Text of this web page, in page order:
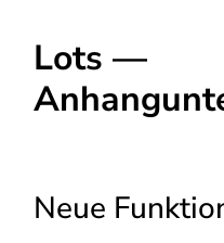
Lots —
Neue